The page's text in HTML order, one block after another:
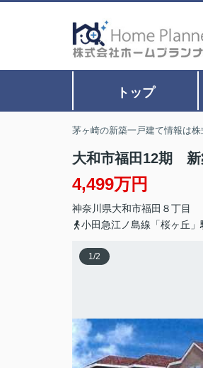
トップ
茅ヶ崎の新築一戸建て情報は
大和市福田12期
4,499万円
神奈川県大和市福田 ８丁目
小田急江ノ島線「桜ヶ丘」
1/2